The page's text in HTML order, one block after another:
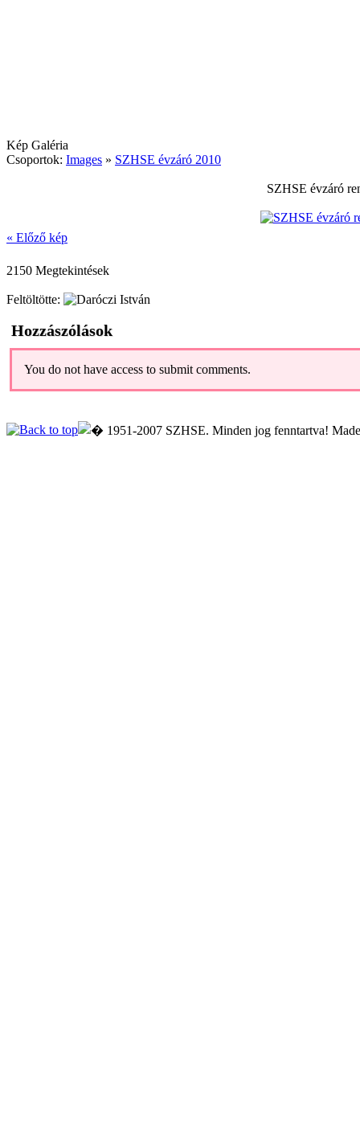
Kép Galéria
Csoportok: Images » SZHSE évzáró 2010
SZHSE évzáró
« Előző kép
2150 Megtekintések
Feltöltötte:
Hozzászólások
You do not have access to submit comments.